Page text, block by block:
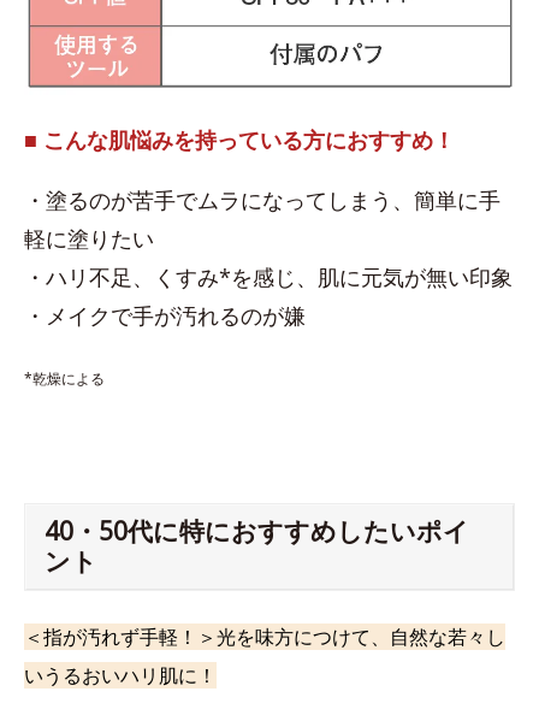
■ こんな肌悩みを持っている方におすすめ！
・塗るのが苦手でムラになってしまう、簡単に手
軽に塗りたい
・ハリ不足、くすみ*を感じ、肌に元気が無い印象
・メイクで手が汚れるのが嫌
*乾燥による
40・50代に特におすすめしたいポイ
ント
＜指が汚れず手軽！＞光を味方につけて、自然な若々し
いうるおいハリ肌に！